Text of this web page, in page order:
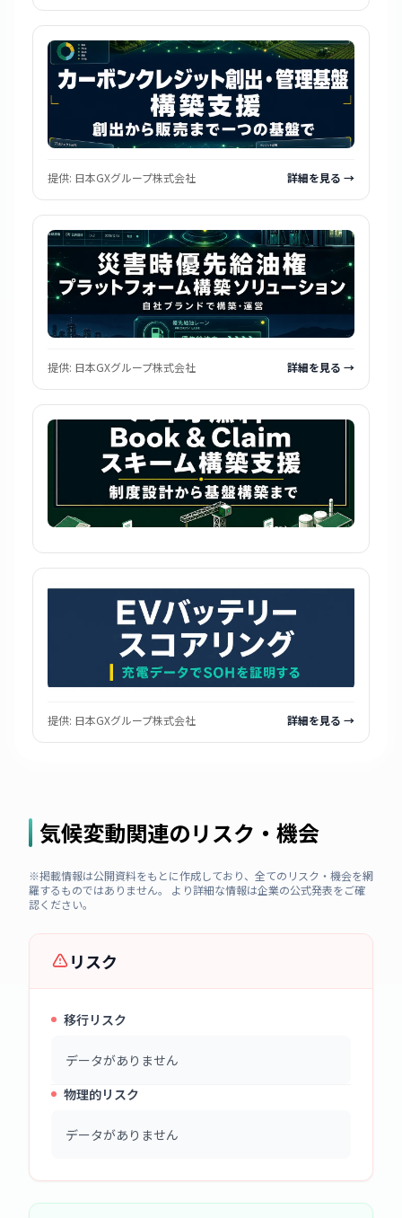
提供: 日本GXグループ株式会社 詳細を見る →
提供: 日本GXグループ株式会社 詳細を見る →
提供: 日本GXグループ株式会社 詳細を見る →
気候変動関連のリスク・機会
※掲載情報は公開資料をもとに作成しており、全てのリスク・機会を網
羅するものではありません。 より詳細な情報は企業の公式発表をご確
認ください。
リスク
移行リスク
データがありません
物理的リスク
データがありません